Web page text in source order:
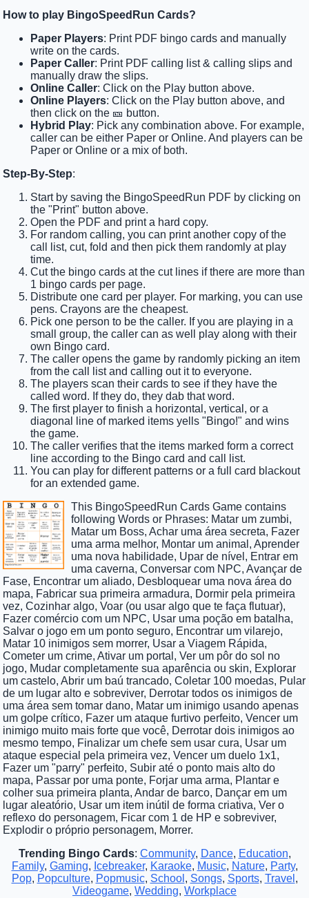
How to play BingoSpeedRun Cards?
Paper Players: Print PDF bingo cards and manually
write on the cards.
Paper Caller: Print PDF calling list & calling slips and
manually draw the slips.
Online Caller: Click on the Play button above.
Online Players: Click on the Play button above, and
then click on the 🎫 button.
Hybrid Play: Pick any combination above. For example,
caller can be either Paper or Online. And players can be
Paper or Online or a mix of both.
Step-By-Step:
Start by saving the BingoSpeedRun PDF by clicking on
the "Print" button above.
Open the PDF and print a hard copy.
For random calling, you can print another copy of the
call list, cut, fold and then pick them randomly at play
time.
Cut the bingo cards at the cut lines if there are more than
1 bingo cards per page.
Distribute one card per player. For marking, you can use
pens. Crayons are the cheapest.
Pick one person to be the caller. If you are playing in a
small group, the caller can as well play along with their
own Bingo card.
The caller opens the game by randomly picking an item
from the call list and calling out it to everyone.
The players scan their cards to see if they have the
called word. If they do, they dab that word.
The first player to finish a horizontal, vertical, or a
diagonal line of marked items yells "Bingo!" and wins
the game.
The caller verifies that the items marked form a correct
line according to the Bingo card and call list.
You can play for different patterns or a full card blackout
for an extended game.
This BingoSpeedRun Cards Game contains
following Words or Phrases: Matar um zumbi,
Matar um Boss, Achar uma área secreta, Fazer
uma arma melhor, Montar um animal, Aprender
uma nova habilidade, Upar de nível, Entrar em
uma caverna, Conversar com NPC, Avançar de
Fase, Encontrar um aliado, Desbloquear uma nova área do
mapa, Fabricar sua primeira armadura, Dormir pela primeira
vez, Cozinhar algo, Voar (ou usar algo que te faça flutuar),
Fazer comércio com um NPC, Usar uma poção em batalha,
Salvar o jogo em um ponto seguro, Encontrar um vilarejo,
Matar 10 inimigos sem morrer, Usar a Viagem Rápida,
Cometer um crime, Ativar um portal, Ver um pôr do sol no
jogo, Mudar completamente sua aparência ou skin, Explorar
um castelo, Abrir um baú trancado, Coletar 100 moedas, Pular
de um lugar alto e sobreviver, Derrotar todos os inimigos de
uma área sem tomar dano, Matar um inimigo usando apenas
um golpe crítico, Fazer um ataque furtivo perfeito, Vencer um
inimigo muito mais forte que você, Derrotar dois inimigos ao
mesmo tempo, Finalizar um chefe sem usar cura, Usar um
ataque especial pela primeira vez, Vencer um duelo 1x1,
Fazer um "parry" perfeito, Subir até o ponto mais alto do
mapa, Passar por uma ponte, Forjar uma arma, Plantar e
colher sua primeira planta, Andar de barco, Dançar em um
lugar aleatório, Usar um item inútil de forma criativa, Ver o
reflexo do personagem, Ficar com 1 de HP e sobreviver,
Explodir o próprio personagem, Morrer.
Trending Bingo Cards: Community, Dance, Education,
Family, Gaming, Icebreaker, Karaoke, Music, Nature, Party,
Pop, Popculture, Popmusic, School , Songs, Sports, Travel ,
Videogame, Wedding, Workplace